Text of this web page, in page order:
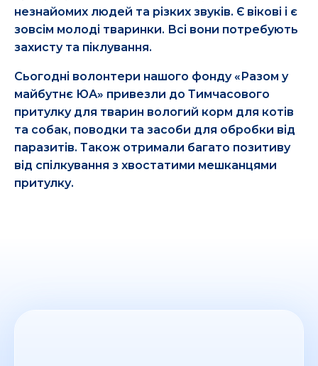
незнайомих людей та різких звуків. Є вікові і є
зовсім молоді тваринки. Всі вони потребують
захисту та піклування.
Сьогодні волонтери нашого фонду «Разом у
майбутнє ЮА» привезли до Тимчасового
притулку для тварин вологий корм для котів
та собак, поводки та засоби для обробки від
паразитів. Також отримали багато позитиву
від спілкування з хвостатими мешканцями
притулку.